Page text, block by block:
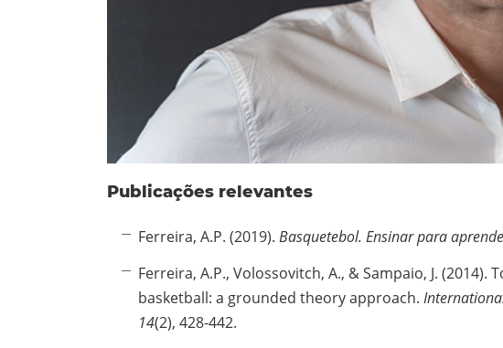
Publicações relevantes
Ferreira, A.P. (2019). Basquetebol. Ensinar para
Ferreira, A.P., Volossovitch, A., & Sampaio, J.
basketball: a grounded theory approach.
14(2), 428-442.